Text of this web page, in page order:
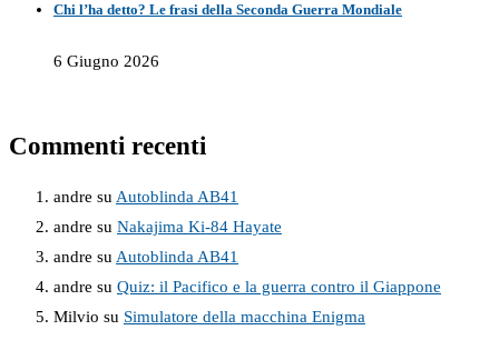
Chi l’ha detto? Le frasi della Seconda Guerra Mondiale
6 Giugno 2026
Commenti recenti
andre su Autoblinda AB41
andre su Nakajima Ki-84 Hayate
andre su Autoblinda AB41
andre su Quiz: il Pacifico e la guerra contro il Giappone
Milvio su Simulatore della macchina Enigma